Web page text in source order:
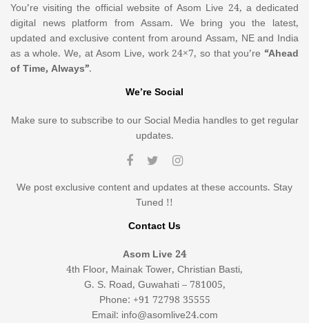
You’re visiting the official website of Asom Live 24, a dedicated
digital news platform from Assam. We bring you the latest,
updated and exclusive content from around Assam, NE and India
as a whole. We, at Asom Live, work 24×7, so that you’re “Ahead
of Time, Always”.
We’re Social
Make sure to subscribe to our Social Media handles to get regular
updates.
We post exclusive content and updates at these accounts. Stay
Tuned !!
Contact Us
Asom Live 24
4th Floor, Mainak Tower, Christian Basti,
G. S. Road, Guwahati – 781005,
Phone: +91 72798 35555
Email: info@asomlive24.com